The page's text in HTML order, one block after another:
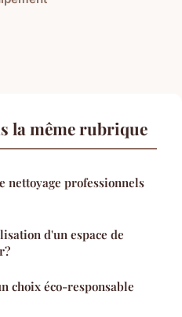
la même rubrique
nettoyage professionnels
d'un espace de
choix éco-responsable